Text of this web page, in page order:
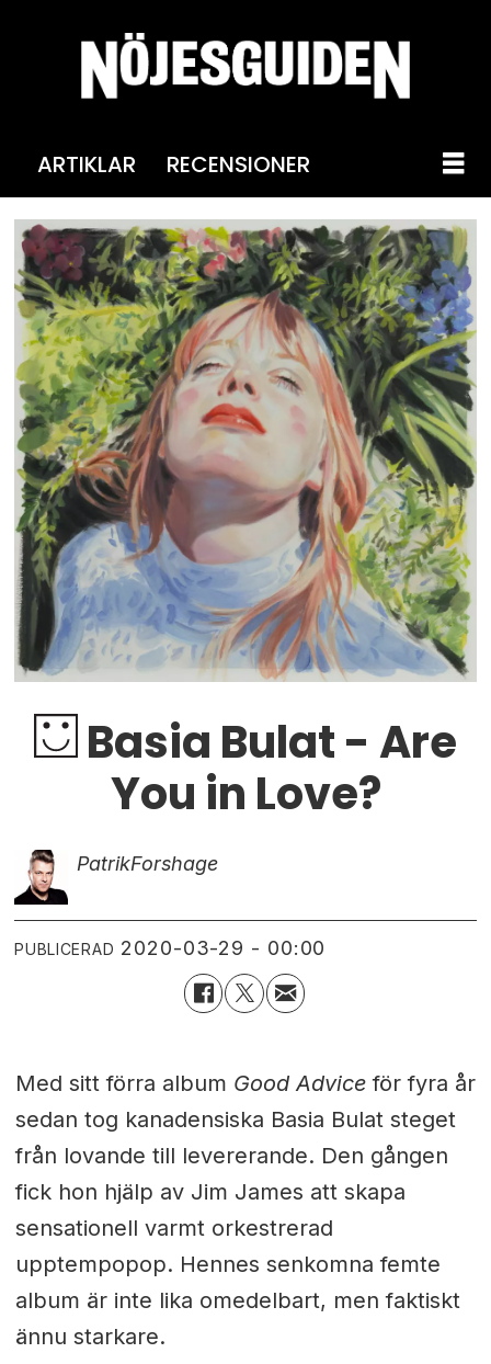
ARTIKLAR RECENSIONER
Basia Bulat - Are
You in Love?
PatrikForshage
PUBLICERAD 2020-03-29 - 00:00
Med sitt förra album Good Adviceför fyra år
sedan tog kanadensiska Basia Bulat steget
från lovande till levererande. Den gången
fick hon hjälp av Jim James att skapa
sensationell varmt orkestrerad
upptempopop. Hennes senkomna femte
album är inte lika omedelbart, men faktiskt
ännu starkare.